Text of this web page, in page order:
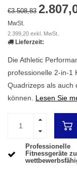
€3.508,83
MwSt.
2.399,20 exkl. MwSt.
Lieferzeit:
Die Athletic
professionelle 2-in-1
Quadrizeps als auch
können. Lesen Sie
Professionelle
Fitnessgeräte